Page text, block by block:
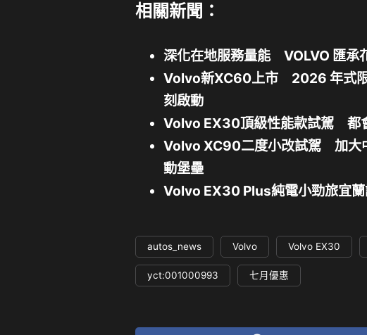
相關新聞：
深化在地服務量能 VOLVO 匯承
Volvo新XC60上市 2026 年式
刻啟動
Volvo EX30頂級性能款試駕 都
Volvo XC90二度小改試駕 加大
動堡壘
Volvo EX30 Plus純電小勁旅宜
autos_news Volvo Volvo EX30
yct:001000993 七月優惠